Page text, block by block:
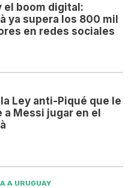
el boom digital:
ya supera los 800 mil
en redes sociales
Ley anti-Piqué que le
a Messi jugar en el
A URUGUAY